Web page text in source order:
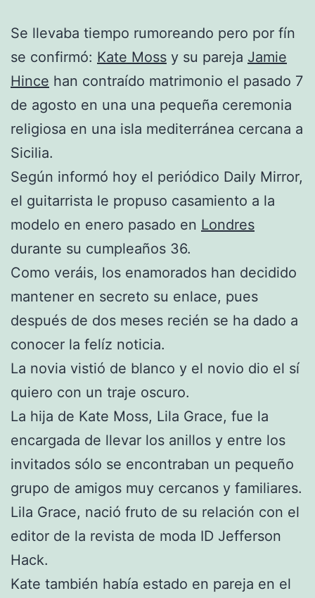
Se llevaba tiempo rumoreando pero por fín
se confirmó: Kate Moss y su pareja Jamie
Hince han contraído matrimonio el pasado 7
de agosto en una una pequeña ceremonia
religiosa en una isla mediterránea cercana a
Sicilia.
Según informó hoy el periódico Daily Mirror,
el guitarrista le propuso casamiento a la
modelo en enero pasado en Londres
durante su cumpleaños 36.
Como veráis, los enamorados han decidido
mantener en secreto su enlace, pues
después de dos meses recién se ha dado a
conocer la felíz noticia.
La novia vistió de blanco y el novio dio el sí
quiero con un traje oscuro.
La hija de Kate Moss, Lila Grace, fue la
encargada de llevar los anillos y entre los
invitados sólo se encontraban un pequeño
grupo de amigos muy cercanos y familiares.
Lila Grace, nació fruto de su relación con el
editor de la revista de moda ID Jefferson
Hack.
Kate también había estado en pareja en el